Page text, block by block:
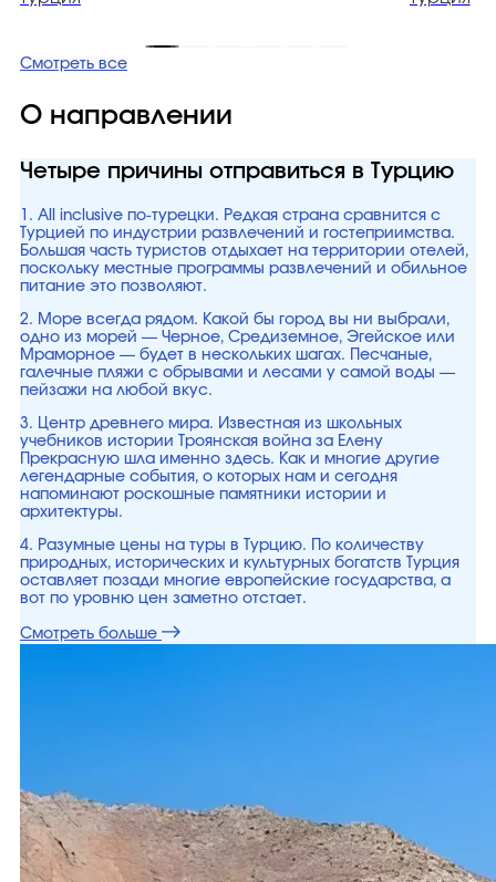
Смотреть все
О направлении
Четыре причины отправиться в Турцию
1. All inclusive по-турецки. Редкая страна сравнится с
Турцией по индустрии развлечений и гостеприимства.
Большая часть туристов отдыхает на территории отелей,
поскольку местные программы развлечений и обильное
питание это позволяют.
2. Море всегда рядом. Какой бы город вы ни выбрали,
одно из морей — Черное, Средиземное, Эгейское или
Мраморное — будет в нескольких шагах. Песчаные,
галечные пляжи с обрывами и лесами у самой воды —
пейзажи на любой вкус.
3. Центр древнего мира. Известная из школьных
учебников истории Троянская война за Елену
Прекрасную шла именно здесь. Как и многие другие
легендарные события, о которых нам и сегодня
напоминают роскошные памятники истории и
архитектуры.
4. Разумные цены на туры в Турцию. По количеству
природных, исторических и культурных богатств Турция
оставляет позади многие европейские государства, а
вот по уровню цен заметно отстает.
Смотреть больше